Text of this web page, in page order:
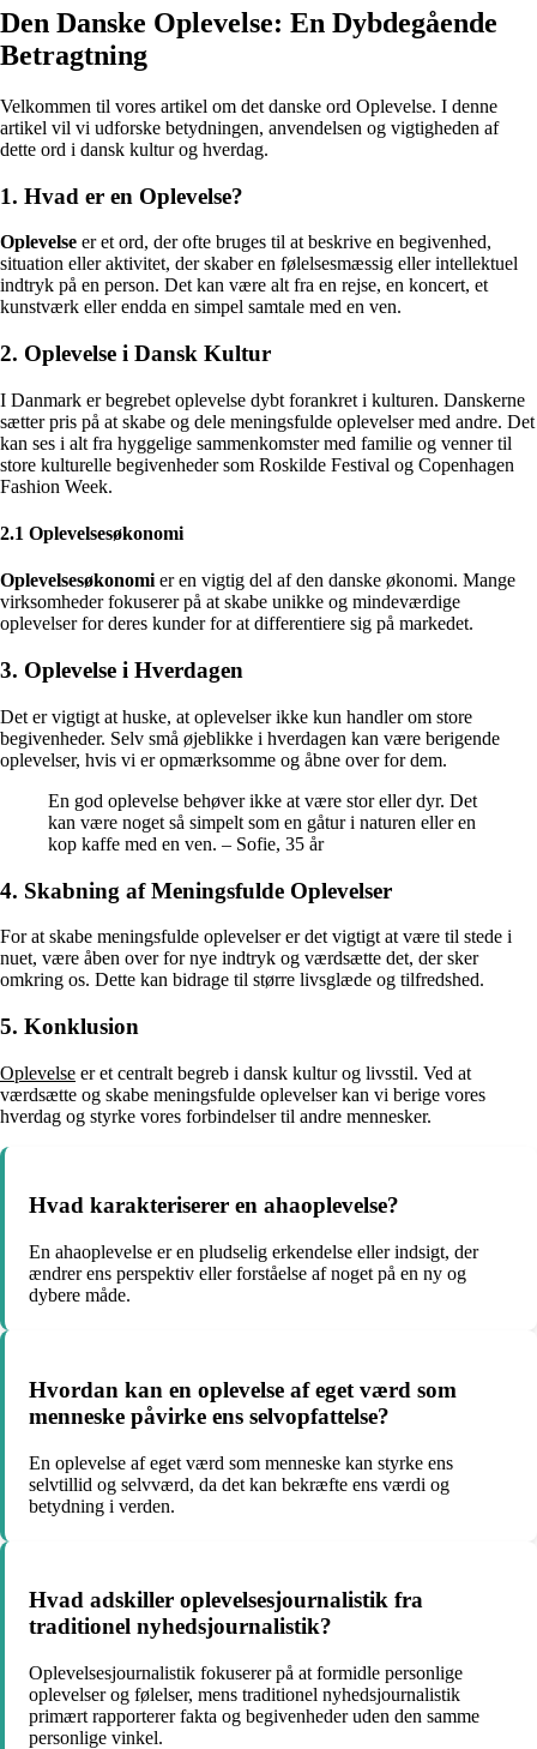
Den Danske Oplevelse: En Dybdegående
Betragtning
Velkommen til vores artikel om det danske ord Oplevelse. I denne
artikel vil vi udforske betydningen, anvendelsen og vigtigheden af
dette ord i dansk kultur og hverdag.
1. Hvad er en Oplevelse?
Oplevelse er et ord, der ofte bruges til at beskrive en begivenhed,
situation eller aktivitet, der skaber en følelsesmæssig eller intellektuel
indtryk på en person. Det kan være alt fra en rejse, en koncert, et
kunstværk eller endda en simpel samtale med en ven.
2. Oplevelse i Dansk Kultur
I Danmark er begrebet oplevelse dybt forankret i kulturen. Danskerne
sætter pris på at skabe og dele meningsfulde oplevelser med andre. Det
kan ses i alt fra hyggelige sammenkomster med familie og venner til
store kulturelle begivenheder som Roskilde Festival og Copenhagen
Fashion Week.
2.1 Oplevelsesøkonomi
Oplevelsesøkonomi er en vigtig del af den danske økonomi. Mange
virksomheder fokuserer på at skabe unikke og mindeværdige
oplevelser for deres kunder for at differentiere sig på markedet.
3. Oplevelse i Hverdagen
Det er vigtigt at huske, at oplevelser ikke kun handler om store
begivenheder. Selv små øjeblikke i hverdagen kan være berigende
oplevelser, hvis vi er opmærksomme og åbne over for dem.
En god oplevelse behøver ikke at være stor eller dyr. Det
kan være noget så simpelt som en gåtur i naturen eller en
kop kaffe med en ven. – Sofie, 35 år
4. Skabning af Meningsfulde Oplevelser
For at skabe meningsfulde oplevelser er det vigtigt at være til stede i
nuet, være åben over for nye indtryk og værdsætte det, der sker
omkring os. Dette kan bidrage til større livsglæde og tilfredshed.
5. Konklusion
Oplevelse er et centralt begreb i dansk kultur og livsstil. Ved at
værdsætte og skabe meningsfulde oplevelser kan vi berige vores
hverdag og styrke vores forbindelser til andre mennesker.
Hvad karakteriserer en ahaoplevelse?
En ahaoplevelse er en pludselig erkendelse eller indsigt, der
ændrer ens perspektiv eller forståelse af noget på en ny og
dybere måde.
Hvordan kan en oplevelse af eget værd som
menneske påvirke ens selvopfattelse?
En oplevelse af eget værd som menneske kan styrke ens
selvtillid og selvværd, da det kan bekræfte ens værdi og
betydning i verden.
Hvad adskiller oplevelsesjournalistik fra
traditionel nyhedsjournalistik?
Oplevelsesjournalistik fokuserer på at formidle personlige
oplevelser og følelser, mens traditionel nyhedsjournalistik
primært rapporterer fakta og begivenheder uden den samme
personlige vinkel.